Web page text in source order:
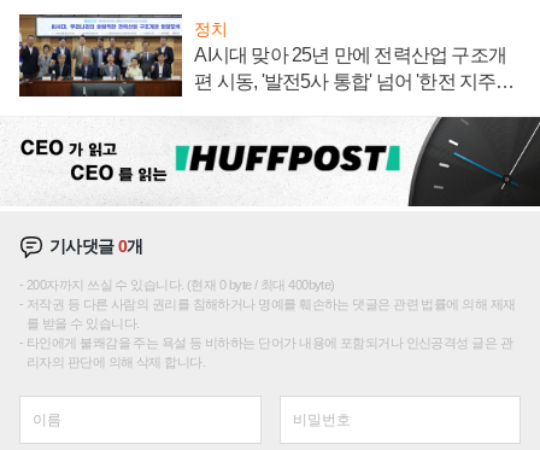
정치
AI시대 맞아 25년 만에 전력산업 구조개
편 시동, '발전5사 통합' 넘어 '한전 지주사'
기사댓글0개
200자까지 쓰실 수 있습니다. (현재 0 byte / 최대 400byte)
저작권 등 다른 사람의 권리를 침해하거나 명예를 훼손하는 댓글은 관련 법률에 의해 제재
를 받을 수 있습니다.
타인에게 불쾌감을 주는 욕설 등 비하하는 단어가 내용에 포함되거나 인신공격성 글은 관
리자의 판단에 의해 삭제 합니다.